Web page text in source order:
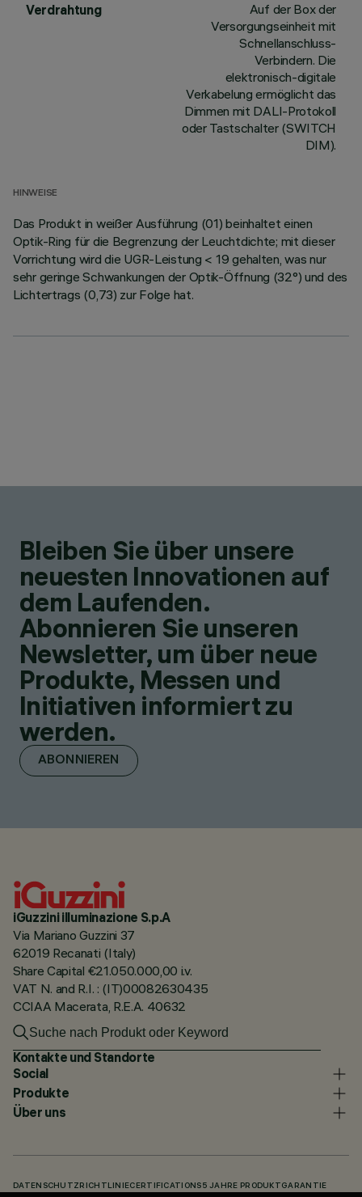
Verdrahtung
Auf der Box der
Versorgungseinheit mit
Schnellanschluss-
Verbindern. Die
elektronisch-digitale
Verkabelung ermöglicht das
Dimmen mit DALI-Protokoll
oder Tastschalter (SWITCH
DIM).
HINWEISE
Das Produkt in weißer Ausführung (01) beinhaltet einen
Optik-Ring für die Begrenzung der Leuchtdichte; mit dieser
Vorrichtung wird die UGR-Leistung < 19 gehalten, was nur
sehr geringe Schwankungen der Optik-Öffnung (32°) und des
Lichtertrags (0,73) zur Folge hat.
Bleiben Sie über unsere
neuesten Innovationen auf
dem Laufenden.
Abonnieren Sie unseren
Newsletter, um über neue
Produkte, Messen und
Initiativen informiert zu
werden.
ABONNIEREN
iGuzzini illuminazione S.p.A
Via Mariano Guzzini 37
62019 Recanati (Italy)
Share Capital €21.050.000,00 i.v.
VAT N. and R.I. : (IT)00082630435
CCIAA Macerata, R.E.A. 40632
Kontakte und Standorte
Social
Produkte
Über uns
DATENSCHUTZRICHTLINIECERTIFICATIONS 5 JAHRE PRODUKTGARANTIE